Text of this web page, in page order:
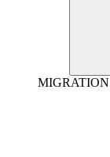
MIGRATION